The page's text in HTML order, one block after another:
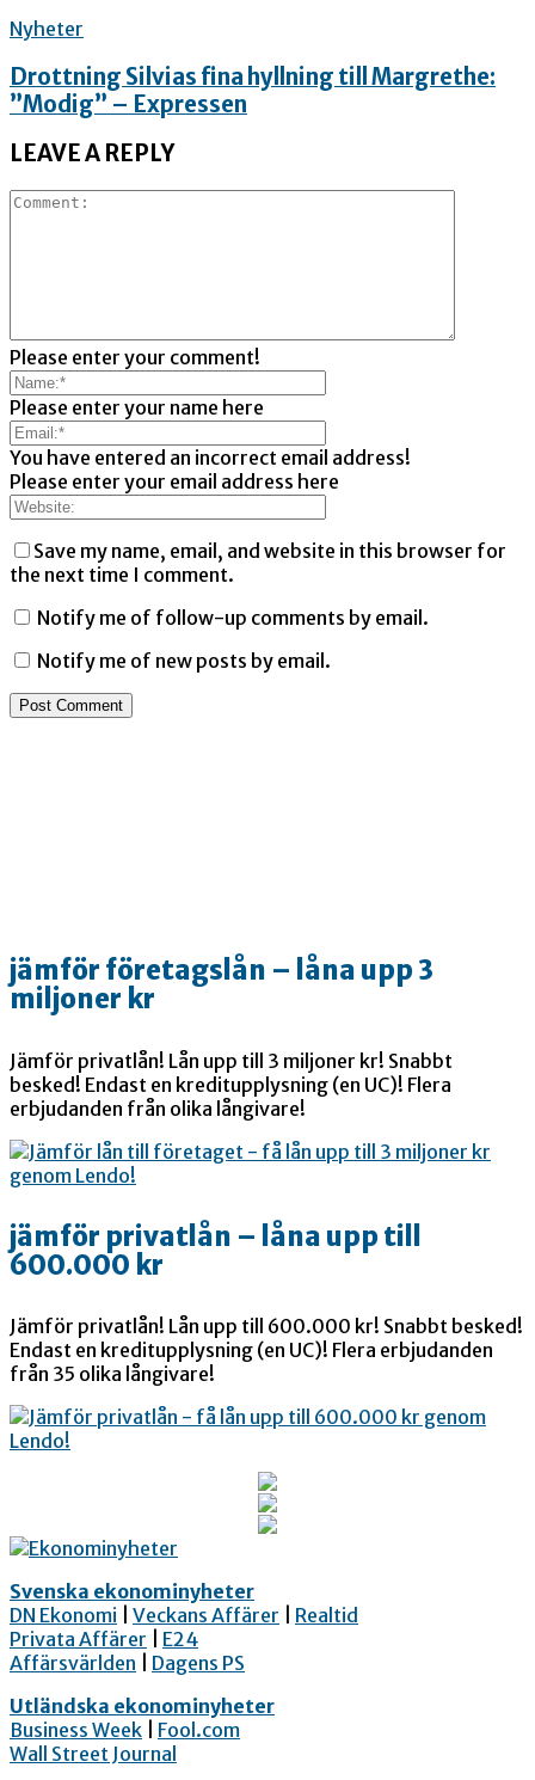
Nyheter
Drottning Silvias fina hyllning till Margrethe:
”Modig” – Expressen
LEAVE A REPLY
Please enter your comment!
Please enter your name here
You have entered an incorrect email address!
Please enter your email address here
Save my name, email, and website in this browser for
the next time I comment.
Notify me of follow-up comments by email.
Notify me of new posts by email.
jämför företagslån – låna upp 3
miljoner kr
Jämför privatlån! Lån upp till 3 miljoner kr! Snabbt
besked! Endast en kreditupplysning (en UC)! Flera
erbjudanden från olika långivare!
jämför privatlån – låna upp till
600.000 kr
Jämför privatlån! Lån upp till 600.000 kr! Snabbt besked!
Endast en kreditupplysning (en UC)! Flera erbjudanden
från 35 olika långivare!
Svenska ekonominyheter
DN Ekonomi
Veckans Affärer
Realtid
Privata Affärer
E24
Affärsvärlden
Dagens PS
Utländska ekonominyheter
Business Week
Fool.com
Wall Street Journal